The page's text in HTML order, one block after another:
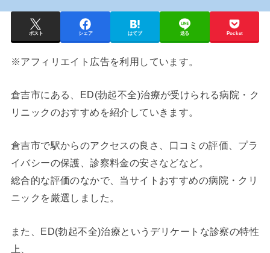
ポスト シェア はてブ 送る Pocket
※アフィリエイト広告を利用しています。
倉吉市にある、ED(勃起不全)治療が受けられる病院・ク
リニックのおすすめを紹介していきます。
倉吉市で駅からのアクセスの良さ、口コミの評価、プラ
イバシーの保護、診察料金の安さなどなど。
総合的な評価のなかで、当サイトおすすめの病院・クリ
ニックを厳選しました。
また、ED(勃起不全)治療というデリケートな診察の特性
上、